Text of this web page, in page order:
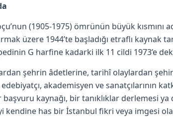
(1905-1975) ömrünün büyük kısmını
üzere 1944’te başladığı etraflı kaynak
G harfine kadarki ilk 11 cildi 1973’e
şehrin âdetlerine, tarihî olaylardan
akademisyen ve sanatçılarının
kaynağı, bir tanıklıklar derlemesi ya
kendine has bir İstanbul fikri veya imgesi